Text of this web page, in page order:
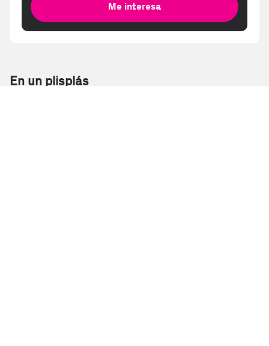
Me interesa
En un plisplás